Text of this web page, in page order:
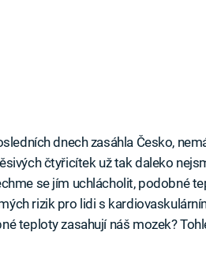
dnech zasáhla Česko,
čtyřicítek už tak daleko
se jím uchlácholit, podobné
rizik pro lidi s
teploty zasahují náš mozek?